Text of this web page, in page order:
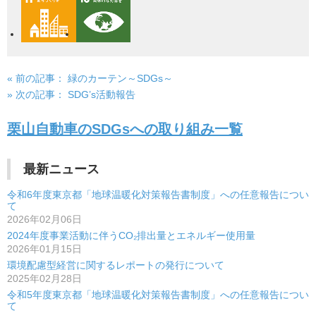
投
ナ
ビ
ゲ
ー
シ
ョ
ン
« 前の記事：
緑のカーテン～SDGs～
» 次の記事：
SDG’s活動報告
栗山自動車のSDGsへの取り組み一覧
最新ニュース
令和6年度東京都「地球温暖化対策報告書制度」への任意報告につい
て
2026年02月06日
2024年度事業活動に伴うCO₂排出量とエネルギー使用量
2026年01月15日
環境配慮型経営に関するレポートの発行について
2025年02月28日
令和5年度東京都「地球温暖化対策報告書制度」への任意報告につい
て